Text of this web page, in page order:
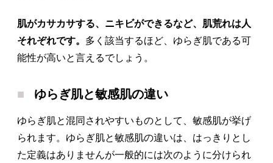
肌がカサカサする、ニキビができるなど、肌荒れは人
それぞれです。 多く該当するほど、ゆらぎ肌である可
能性が高いと言えるでしょう。
ゆらぎ肌と敏感肌の違い
ゆらぎ肌と混同されやすいものとして、敏感肌が挙げ
られます。ゆらぎ肌と敏感肌の違いは、はっきりとし
た定義はありませんが一般的には次のように分けられ